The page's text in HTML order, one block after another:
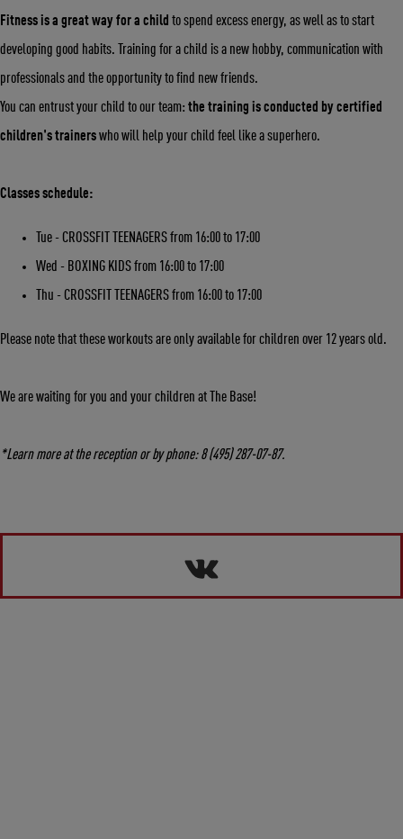
Укажите ваш возраст
Число Месяц Год
Fitness is a great way for a child to spend excess energy, as well as to start
developing good habits. Training for a child is a new hobby, communication with
professionals and the opportunity to find new friends.
You can entrust your child to our team: the training is conducted by certified
children's trainerswho will help your child feel like a superhero.
Classes schedule:
Tue - CROSSFIT TEENAGERS from 16:00 to 17:00
Wed - BOXING KIDS from 16:00 to 17:00
Thu - CROSSFIT TEENAGERS from 16:00 to 17:00
Please note that these workouts are only available for children over 12 years old.
We are waiting for you and your children at The Base!
*Learn more at the reception or by phone: 8 (495) 287-07-87.